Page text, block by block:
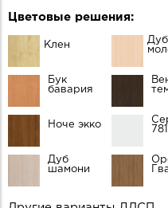
Цветовые решения:
Клен
Дуб
Бук
бавария
Ноче экко
Дуб
шамони